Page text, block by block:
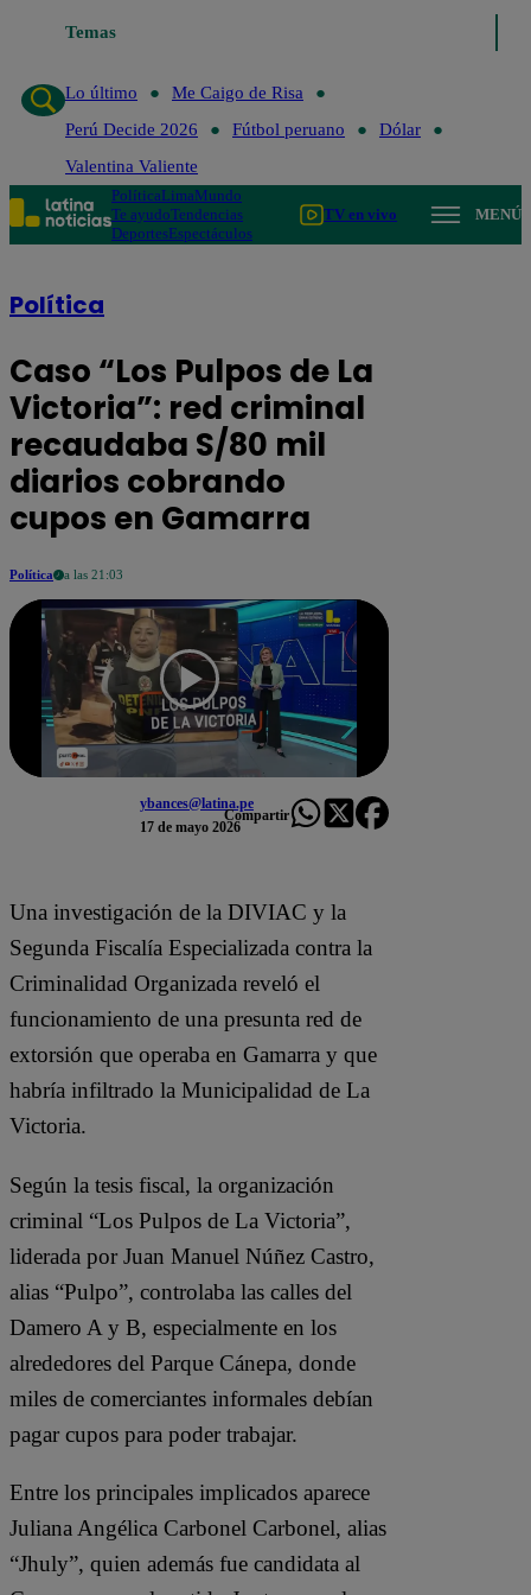
Temas
Lo último
Me Caigo de Risa
Perú Decide 2026
Fútbol peruano
Dólar
Valentina Valiente
PolíticaLimaMundo
Te ayudoTendencias
DeportesEspectáculos
TV en vivo MENÚ
Política
Caso “Los Pulpos de La
Victoria”: red criminal
recaudaba S/80 mil
diarios cobrando
cupos en Gamarra
Política a las 21:03
ybances@latina.pe
17 de mayo 2026
Compartir
Una investigación de la DIVIAC y la
Segunda Fiscalía Especializada contra la
Criminalidad Organizada reveló el
funcionamiento de una presunta red de
extorsión que operaba en Gamarra y que
habría infiltrado la Municipalidad de La
Victoria.
Según la tesis fiscal, la organización
criminal “Los Pulpos de La Victoria”,
liderada por Juan Manuel Núñez Castro,
alias “Pulpo”, controlaba las calles del
Damero A y B, especialmente en los
alrededores del Parque Cánepa, donde
miles de comerciantes informales debían
pagar cupos para poder trabajar.
Entre los principales implicados aparece
Juliana Angélica Carbonel Carbonel, alias
“Jhuly”, quien además fue candidata al